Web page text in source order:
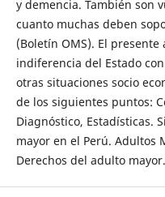
y demencia. También son
cuanto muchas deben
(Boletín OMS). El
indiferencia del Estado
otras situaciones socio
de los siguientes puntos:
Diagnóstico, Estadísticas.
mayor en el Perú. Adultos
Derechos del adulto mayor.